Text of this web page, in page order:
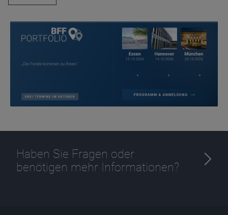
Haben Sie Fragen oder
benötigen mehr Informationen?